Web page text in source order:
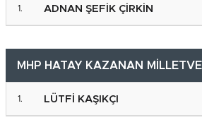
ADNAN ŞEFİK ÇİRKİN
MHP HATAY KAZANAN
LÜTFİ KAŞIKÇI